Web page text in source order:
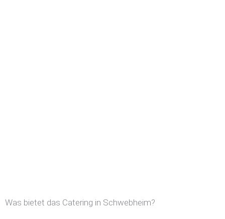
Was bietet das Catering in Schwebheim?